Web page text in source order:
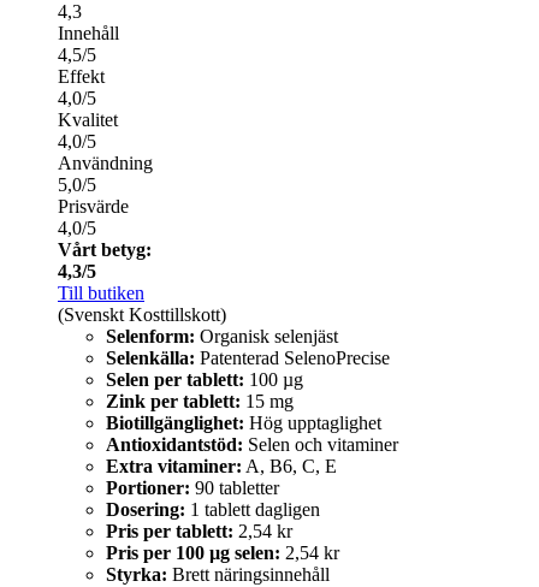
4,3
Innehåll
4,5/5
Effekt
4,0/5
Kvalitet
4,0/5
Användning
5,0/5
Prisvärde
4,0/5
Vårt betyg:
4,3/5
Till butiken
(Svenskt Kosttillskott)
Selenform: Organisk selenjäst
Selenkälla: Patenterad SelenoPrecise
Selen per tablett: 100 µg
Zink per tablett: 15 mg
Biotillgänglighet: Hög upptaglighet
Antioxidantstöd: Selen och vitaminer
Extra vitaminer: A, B6, C, E
Portioner: 90 tabletter
Dosering: 1 tablett dagligen
Pris per tablett: 2,54 kr
Pris per 100 µg selen: 2,54 kr
Styrka: Brett näringsinnehåll